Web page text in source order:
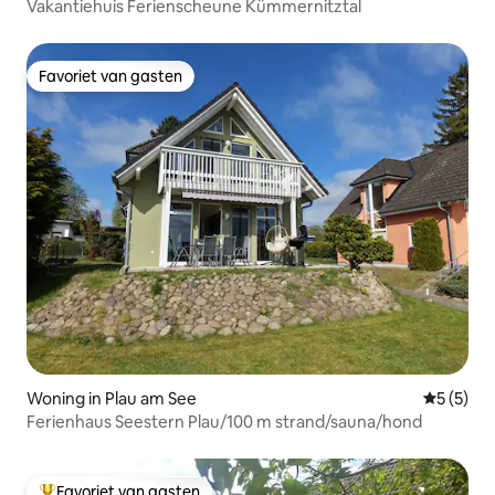
Vakantiehuis Ferienscheune Kümmernitztal
Favoriet van gasten
Favoriet van gasten
Woning in Plau am See
5 (5)
Ferienhaus Seestern Plau/100 m strand/sauna/hond